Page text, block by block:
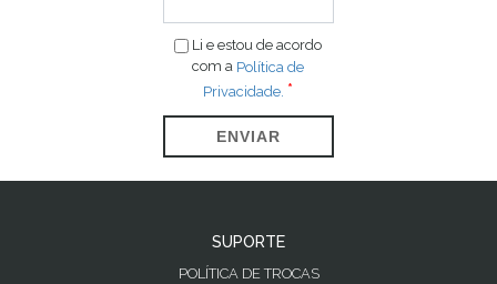
Li e estou de acordo
com a Política de
Privacidade.
ENVIAR
SUPORTE
POLÍTICA DE TROCAS